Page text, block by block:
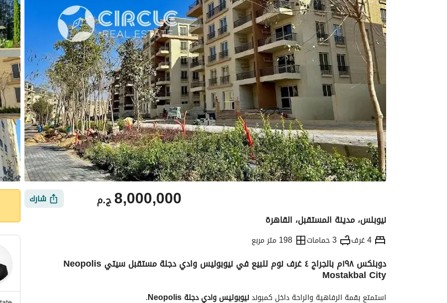
ج.م8,000,000 شارك
نيوبلس، مدينة المستقبل، القاهرة
4 غرف 3 حمامات 198 متر مربع
التفاصيل الاتجاهات والمؤشرات رهن عقاري الموقع والأماكن القريبة
دوبلكس ١٩٨م بالجراج ٤ غرف نوم للبيع في نيوبوليس وادي دجلة مستقبل سيتي Neopolis
Mostakbal City
استمتع بقمة الرفاهية والراحة داخل كمبوند نيوبوليس وادي دجلة Neopolis .